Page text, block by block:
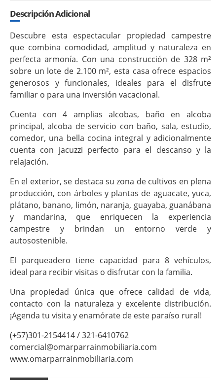
Descripción Adicional
Descubre esta espectacular propiedad campestre
que combina comodidad, amplitud y naturaleza en
perfecta armonía. Con una construcción de 328 m²
sobre un lote de 2.100 m², esta casa ofrece espacios
generosos y funcionales, ideales para el disfrute
familiar o para una inversión vacacional.
Cuenta con 4 amplias alcobas, baño en alcoba
principal, alcoba de servicio con baño, sala, estudio,
comedor, una bella cocina integral y adicionalmente
cuenta con jacuzzi perfecto para el descanso y la
relajación.
En el exterior, se destaca su zona de cultivos en plena
producción, con árboles y plantas de aguacate, yuca,
plátano, banano, limón, naranja, guayaba, guanábana
y mandarina, que enriquecen la experiencia
campestre y brindan un entorno verde y
autosostenible.
El parqueadero tiene capacidad para 8 vehículos,
ideal para recibir visitas o disfrutar con la familia.
Una propiedad única que ofrece calidad de vida,
contacto con la naturaleza y excelente distribución.
¡Agenda tu visita y enamórate de este paraíso rural!
(+57)301-2154414 / 321-6410762
comercial@omarparrainmobiliaria.com
www.omarparrainmobiliaria.com